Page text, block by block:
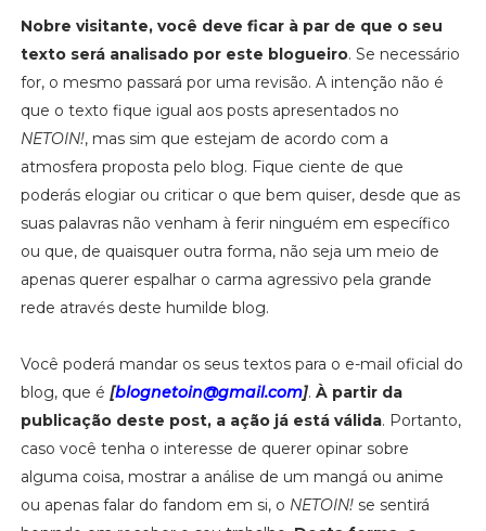
Nobre visitante, você deve ficar à par de que o seu
texto será analisado por este blogueiro. Se necessário
for, o mesmo passará por uma revisão. A intenção não é
que o texto fique igual aos posts apresentados no
NETOIN!, mas sim que estejam de acordo com a
atmosfera proposta pelo blog. Fique ciente de que
poderás elogiar ou criticar o que bem quiser, desde que as
suas palavras não venham à ferir ninguém em específico
ou que, de quaisquer outra forma, não seja um meio de
apenas querer espalhar o carma agressivo pela grande
rede através deste humilde blog.
Você poderá mandar os seus textos para o e-mail oficial do
blog, que é [blognetoin@gmail.com]. À partir da
publicação deste post, a ação já está válida. Portanto,
caso você tenha o interesse de querer opinar sobre
alguma coisa, mostrar a análise de um mangá ou anime
ou apenas falar do fandom em si, o NETOIN!se sentirá